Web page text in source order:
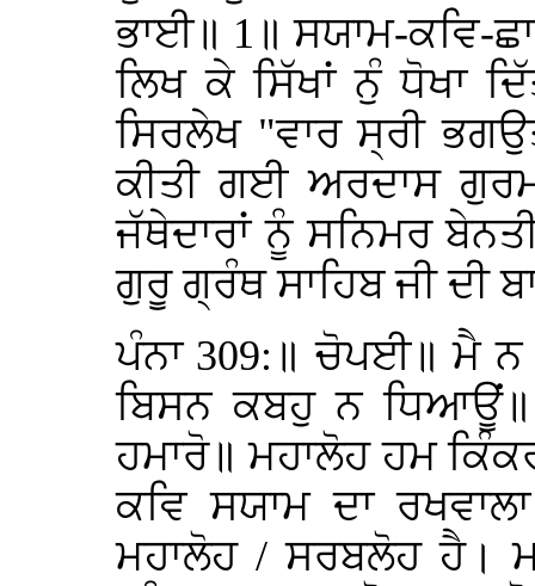
ਭਾਈ॥ 1॥ ਸਯਾਮ-ਕਵਿ-
ਲਿਖ ਕੇ ਸਿੱਖਾਂ ਨੁੰ ਧੋਖਾ
ਸਿਰਲੇਖ "ਵਾਰ ਸ੍ਰੀ
ਕੀਤੀ ਗਈ ਅਰਦਾਸ
ਜੱਥੇਦਾਰਾਂ ਨੂੰ ਸਨਿਮਰ
ਗੁਰੂ ਗ੍ਰੰਥ ਸਾਹਿਬ ਜੀ ਦੀ
ਪੰਨਾ 309:॥ ਚੋਪਈ॥ ਮੈ ਨ
ਬਿਸਨ ਕਬਹੁ ਨ ਧਿਆਊਂ॥
ਹਮਾਰੋ॥ ਮਹਾਲੋਹ ਹਮ
ਕਵਿ ਸਯਾਮ ਦਾ
ਮਹਾਲੋਹ / ਸਰਬਲੋਹ ਹੈ।